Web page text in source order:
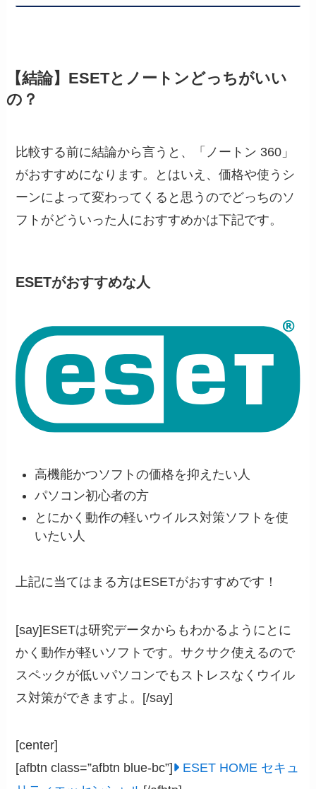
【結論】ESETとノートンどっちがいい
の？
比較する前に結論から言うと、「 ノートン 360 」
がおすすめになります。とはいえ、価格や使うシ
ーンによって変わってくると思うのでどっちのソ
フトがどういった人におすすめかは下記です。
ESETがおすすめな人
高機能かつソフトの価格を抑えたい人
パソコン初心者の方
とにかく動作の軽いウイルス対策ソフトを使
いたい人
上記に当てはまる方はESETがおすすめです！
[say]ESETは研究データからもわかるようにとに
かく動作が軽いソフトです。サクサク使えるので
スペックが低いパソコンでもストレスなくウイル
ス対策ができますよ。[/say]
[center]
[afbtn class=”afbtn blue-bc”]
ESET HOME セキュ